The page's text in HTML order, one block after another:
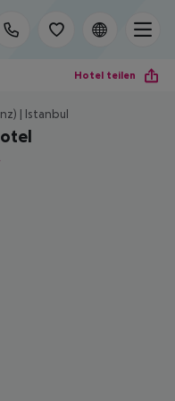
Hotel teilen
| Istanbul